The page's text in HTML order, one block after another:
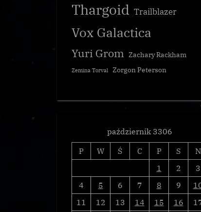
Thargoid Trailblazer
Vox Galactica
Yuri Grom Zachary Rackham
Zemina Torval Zorgon Peterson
październik 3306
P
W Ś C P S
N
1
2
3
4
5 6 7 8 9
11
12 13 14 15 16